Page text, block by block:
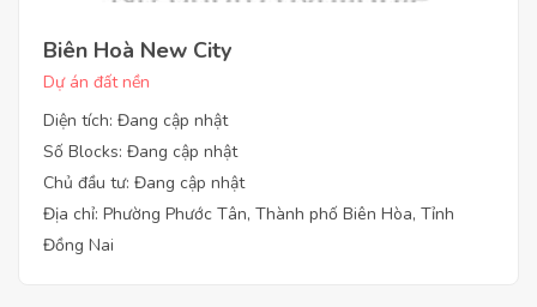
Biên Hoà New City
Dự án đất nền
Diện tích: Đang cập nhật
Số Blocks: Đang cập nhật
Chủ đầu tư: Đang cập nhật
Địa chỉ: Phường Phước Tân, Thành phố Biên Hòa, Tỉnh
Đồng Nai